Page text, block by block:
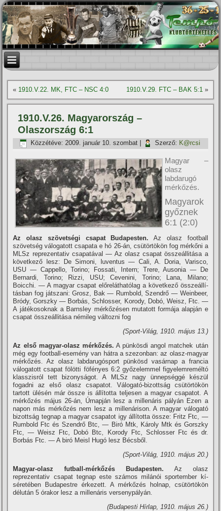
« 1910.V.22. MK, FTC – NSC 4:0 1910.V.29. FTC – BAK 5:1»
1910.V.26. Magyarország –
Olaszország 6:1
Közzétéve: 2009. január 10. szombat Szerző: K@rcsi
Magyar –
olasz
labdarugó
mérkőzés.
Magyarok
győznek
6:1 (2:0)
Az olasz szövetségi csapat Budapesten. Az olasz football
szövetség válogatott csapata e hó 26-án, csütörtökön fog mérkőni a
MLSz reprezentativ csapatával — Az olasz csapat összeállitása a
következő lesz: De Simoni, luventus — Cali, A. Doria, Varisco,
USU — Cappello, Torino; Fossati, Intern; Trere, Ausonia — De
Bernardi, Torino; Rizzi, USU; Cevenini, Torino; Lana, Milano;
Boicchi. — A magyar csapat előreláthatólag a következő összeállí­
tásban fog játszani: Grosz, Bak — Rumbold, Szendrő — Weinbeer,
Bródy, Gorszky — Borbás, Schlosser, Korody, Dobó, Weisz, Ftc. —
A játékosoknak a Barnsley mérkőzésen mutatott formája alapján e
csapat összeállitása némileg változni fog
(Sport-Világ, 1910. május 13.)
Az első magyar-olasz mérkőzés. A pünkösdi angol matchek után
még egy football-esemény van hátra a szezonban: az olasz-magyar
mérkőzés. Az olasz labdarugósport pünkösd vasárnap a francia
válogatott csapat fölötti föfényes 6:2 győzelemmel figyelemreméltó
klasszisról tett bizonyságot. A MLSz nagy ünnepséggé készül
fogadni az első olasz csapatot. Válogató-bizottság csütörtökön
tartott ülésén már össze is állí­totta teljesen a magyar csapatot. A
mérkőzés május 26-án, Úrnapján lesz a millenáris pályán Ezen a
napon más mérkőzés nem lesz a millenárison. A magyar válogató
bizottság tegnap a magyar csapatot igy állí­totta össze: Fritz Ftc, —
Rumbold Ftc és Szendrő Btc, — Biró Mtk, Károly Mtk és Gorszky
Ftc, — Weisz Ftc, Dobó Btc, Korody Ftc, Schlosser Ftc és dr.
Borbás Ftc. — A biró Meisl Hugó lesz Bécsből.
(Sport-Világ, 1910. május 20.)
Magyar-olasz futball-mérkőzés Budapesten. Az olasz
reprezentativ csapat tegnap este számos milánói sportember kí­
séretében Budapestre érkezett. A mérkőzés holnap, csütörtökön
délután 5 órakor lesz a millenáris versenypályán.
(Budapesti Hí­rlap, 1910. május 26.)